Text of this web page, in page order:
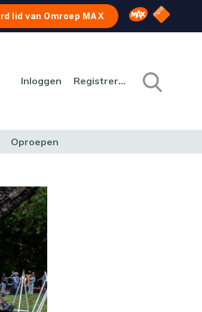
lid van Omroep MAX Omroep MAX
NPO
Inloggen Registreren
Oproepen